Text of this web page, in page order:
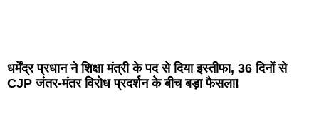
धर्मेंद्र प्रधान ने शिक्षा मंत्री के पद से दिया इस्तीफा, 36 दिनों से
CJP जंतर-मंतर विरोध प्रदर्शन के बीच बड़ा फैसला!